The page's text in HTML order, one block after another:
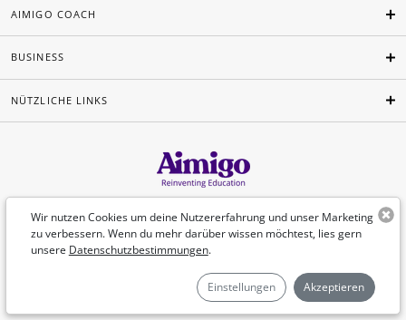
Wir nutzen Cookies um deine Nutzererfahrung und unser Marketing
zu verbessern. Wenn du mehr darüber wissen möchtest, lies gern
unsere Datenschutzbestimmungen.
Einstellungen Akzeptieren
AIMIGO COACH
BUSINESS
NÜTZLICHE LINKS
Deutsch
©Aimigo 2026